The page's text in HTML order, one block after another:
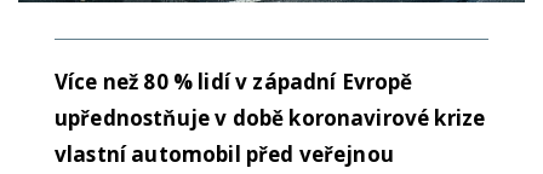
Více než 80 % lidí v západní Evropě
upřednostňuje v době koronavirové krize
vlastní automobil před veřejnou